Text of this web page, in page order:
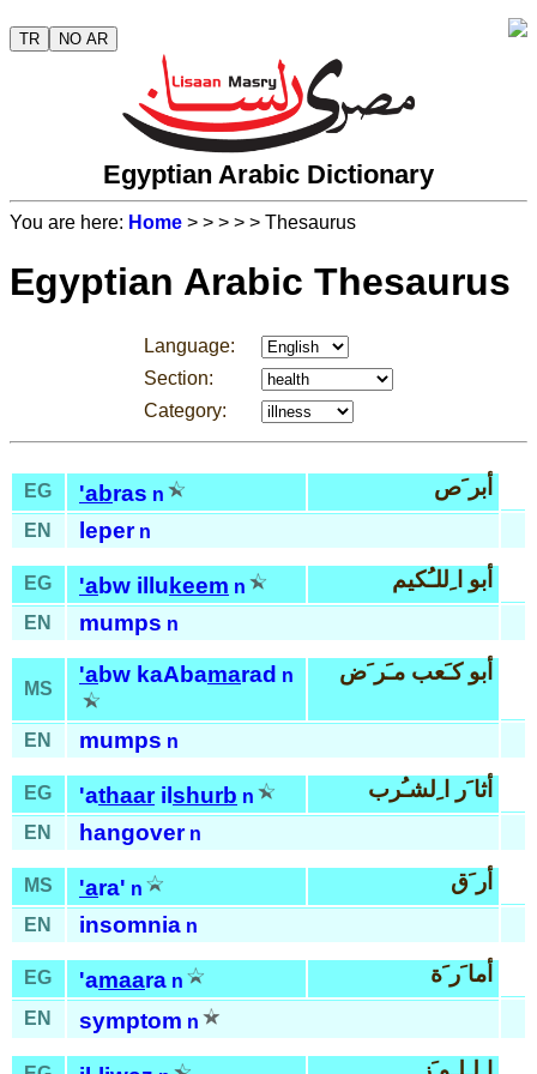
TR NO AR
Egyptian Arabic Dictionary
You are here: Home > > > > > Thesaurus
Egyptian Arabic Thesaurus
Language:
Section:
Category:
EG 'abras n أبر َص
EN leper n
EG 'abw illu keem n أبو ا ِللـُكيم
EN mumps n
MS
'abw kaAbamarad n أبو كـَعب مـَر َض
EN mumps n
EG 'athaaril shurb n أثا َر ا ِلشـُرب
EN hangover n
MS 'ara' n أر َق
EN insomnia n
EG 'amaara n أما َر َة
EN symptom n